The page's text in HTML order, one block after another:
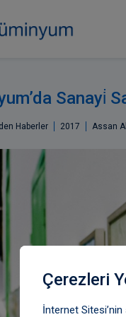
Sanayi̇
Haberler 2017 Assan
Çerezleri
İnternet